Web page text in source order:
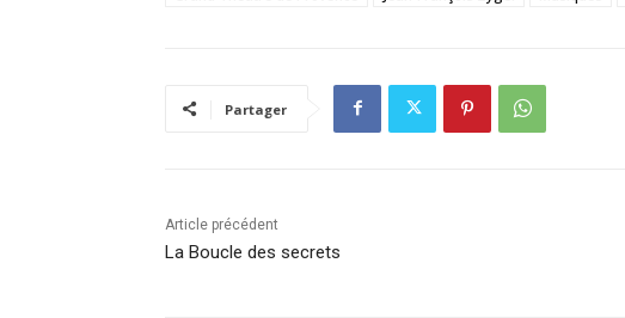
Partager
Article précédent
La Boucle des secrets